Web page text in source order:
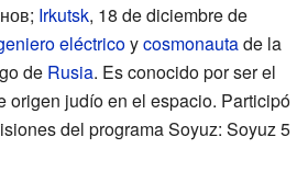
Irkutsk, 18 de diciembre de
eléctricoycosmonautade la
de Rusia. Es conocido por ser el
origen judío en el espacio. Participó
del programa Soyuz: Soyuz 5